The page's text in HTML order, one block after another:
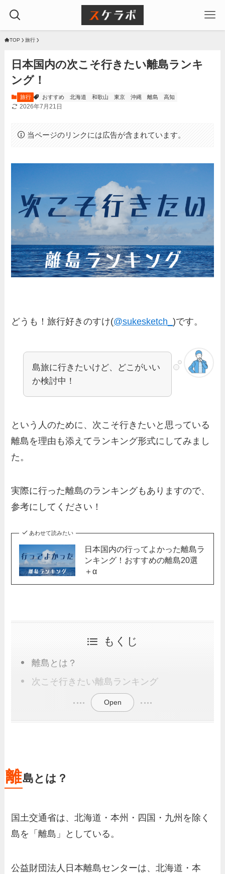
TOP 旅行
日本国内の次こそ行きたい離島ランキ
ング！
旅行 おすすめ 北海道 和歌山 東京 沖縄 離島 高知
2026年7月21日
当ページのリンクには広告が含まれています。
どうも！旅行好きのすけ(@sukesketch_)です。
島旅に行きたいけど、どこがいい
か検討中！
という人のために、次こそ行きたいと思っている
離島を理由も添えてランキング形式にしてみまし
た。
実際に行った離島のランキングもありますので、
参考にしてください！
あわせて読みたい
日本国内の行ってよかった離島ラ
ンキング！おすすめの離島20選
＋α
もくじ
離島とは？
次こそ行きたい離島ランキング
Open
離島とは？
国土交通省は、北海道・本州・四国・九州を除く
島を「離島」としている。
公益財団法人日本離島センターは、北海道・本